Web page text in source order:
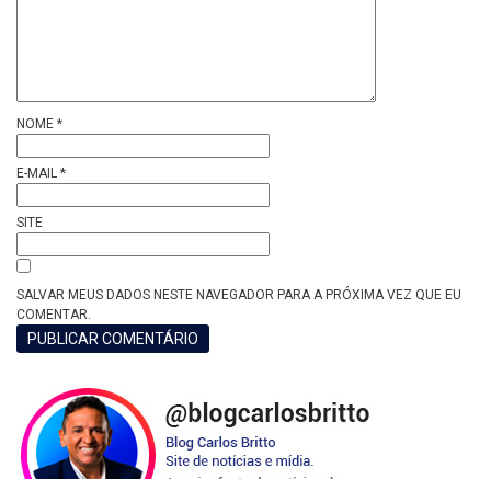
NOME *
E-MAIL *
SITE
SALVAR MEUS DADOS NESTE NAVEGADOR PARA A PRÓXIMA VEZ QUE EU
COMENTAR.